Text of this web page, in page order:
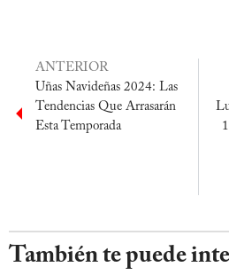
ANTERIOR
Uñas Navideñas 2024: Las
Tendencias Que Arrasarán
Esta Temporada
También te puede